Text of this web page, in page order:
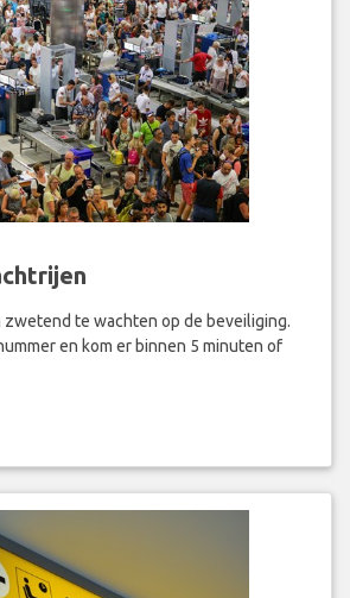
zwetend te wachten op de beveiliging.
en kom er binnen 5 minuten of